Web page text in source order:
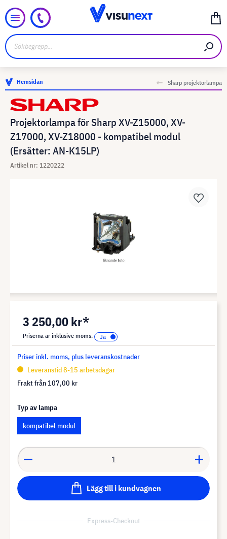
Hemsidan Sharp projektorlampa
Projektorlampa för Sharp XV-Z15000, XV-
Z17000, XV-Z18000 - kompatibel modul
(Ersätter: AN-K15LP)
Artikel nr: 1220222
3 250,00 kr*
Priserna är inklusive moms.
Priser inkl. moms, plus leveranskostnader
Leveranstid 8-15 arbetsdagar
Frakt från 107,00 kr
Typ av lampa
kompatibel modul
Lägg till i kundvagnen
Express-Checkout